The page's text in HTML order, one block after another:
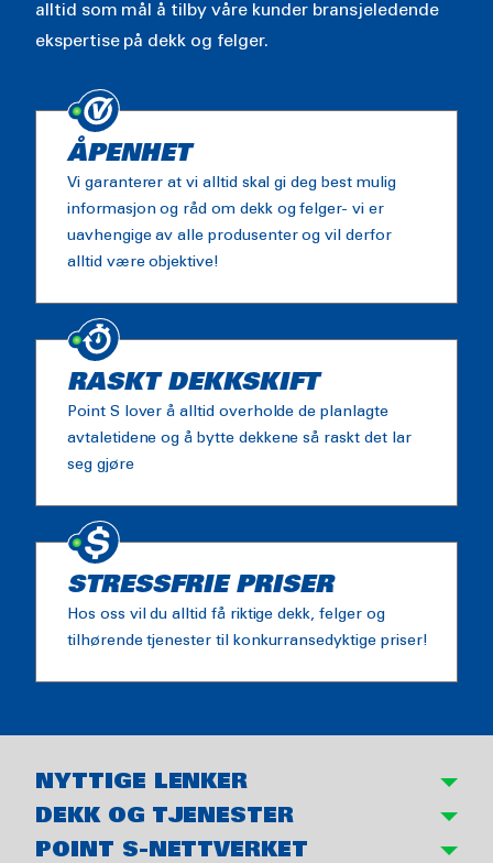
alltid som mål å tilby våre kunder bransjeledende
ekspertise på dekk og felger.
ÅPENHET
Vi garanterer at vi alltid skal gi deg best mulig
informasjon og råd om dekk og felger- vi er
uavhengige av alle produsenter og vil derfor
alltid være objektive!
RASKT DEKKSKIFT
Point S lover å alltid overholde de planlagte
avtaletidene og å bytte dekkene så raskt det lar
seg gjøre
STRESSFRIE PRISER
Hos oss vil du alltid få riktige dekk, felger og
tilhørende tjenester til konkurransedyktige priser!
NYTTIGE LENKER
DEKK OG TJENESTER
POINT S-NETTVERKET